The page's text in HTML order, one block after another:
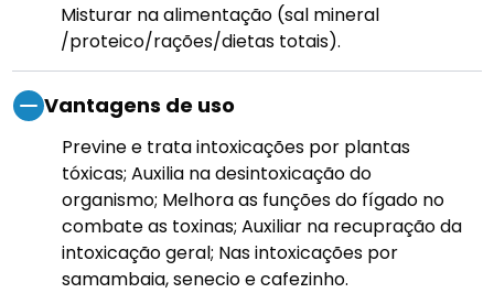
Misturar na alimentação (sal mineral
/proteico/rações/dietas totais).
Vantagens de uso
Previne e trata intoxicações por plantas
tóxicas; Auxilia na desintoxicação do
organismo; Melhora as funções do fígado no
combate as toxinas; Auxiliar na recupração da
intoxicação geral; Nas intoxicações por
samambaia, senecio e cafezinho.